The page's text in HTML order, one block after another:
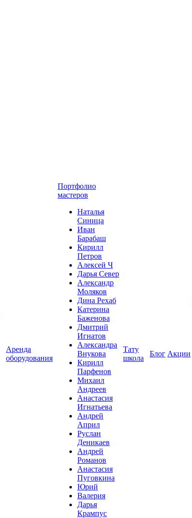
Аренда
оборудования
Портфолио
мастеров
Наталья
Синица
Иван
Барабаш
Кирилл
Петров
Алексей Ч
Дарья Север
Александр
Моляков
Дина Рехаб
Катерина
Баженова
Дмитрий
Игнатов
Александра
Внукова
Кирилл
Парфенов
Михаил
Андреев
Анастасия
Игнатьева
Андрей
Април
Руслан
Деникаев
Андрей
Романов
Анастасия
Пуговкина
Юрий
Валерия
Дарья
Крампус
Тату
школа
Блог Акции